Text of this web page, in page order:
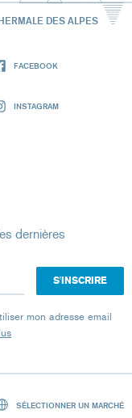
DES ALPES
FACEBOOK
INSTAGRAM
dernières
mon adresse email
SÉLECTIONNER UN MARCHÉ